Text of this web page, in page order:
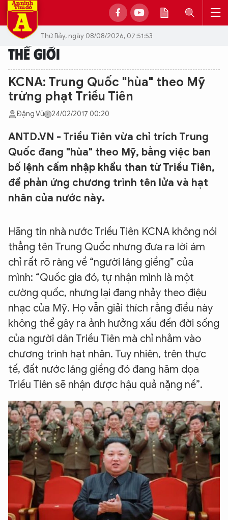
Thứ Bảy, ngày 08/08/2026, 07:51:53
THẾ GIỚI
KCNA: Trung Quốc "hùa" theo Mỹ
trừng phạt Triều Tiên
Đặng Vũ 24/02/2017 00:20
ANTD.VN - Triều Tiên vừa chỉ trích Trung
Quốc đang "hùa" theo Mỹ, bằng việc ban
bố lệnh cấm nhập khẩu than từ Triều Tiên,
để phản ứng chương trình tên lửa và hạt
nhân của nước này.
Hãng tin nhà nước Triều Tiên KCNA không nói
thẳng tên Trung Quốc nhưng đưa ra lời ám
chỉ rất rõ ràng về “người láng giềng” của
mình: “Quốc gia đó, tự nhận mình là một
cường quốc, nhưng lại đang nhảy theo điệu
nhạc của Mỹ. Họ vẫn giải thích rằng điều này
không thể gây ra ảnh hưởng xấu đến đời sống
của người dân Triều Tiên mà chỉ nhằm vào
chương trình hạt nhân. Tuy nhiên, trên thực
tế, đất nước láng giềng đó đang hăm dọa
Triều Tiên sẽ nhận được hậu quả nặng nề”.